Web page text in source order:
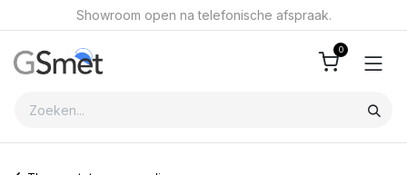
Overslaan naar inhoudShowroom open na telefonische afspraak.
0